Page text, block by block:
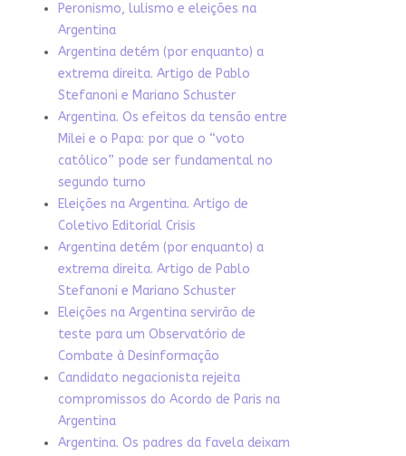
Peronismo, lulismo e eleições na
Argentina
Argentina detém (por enquanto) a
extrema direita. Artigo de Pablo
Stefanoni e Mariano Schuster
Argentina. Os efeitos da tensão entre
Milei e o Papa: por que o “voto
católico” pode ser fundamental no
segundo turno
Eleições na Argentina. Artigo de
Coletivo Editorial Crisis
Argentina detém (por enquanto) a
extrema direita. Artigo de Pablo
Stefanoni e Mariano Schuster
Eleições na Argentina servirão de
teste para um Observatório de
Combate à Desinformação
Candidato negacionista rejeita
compromissos do Acordo de Paris na
Argentina
Argentina. Os padres da favela deixam